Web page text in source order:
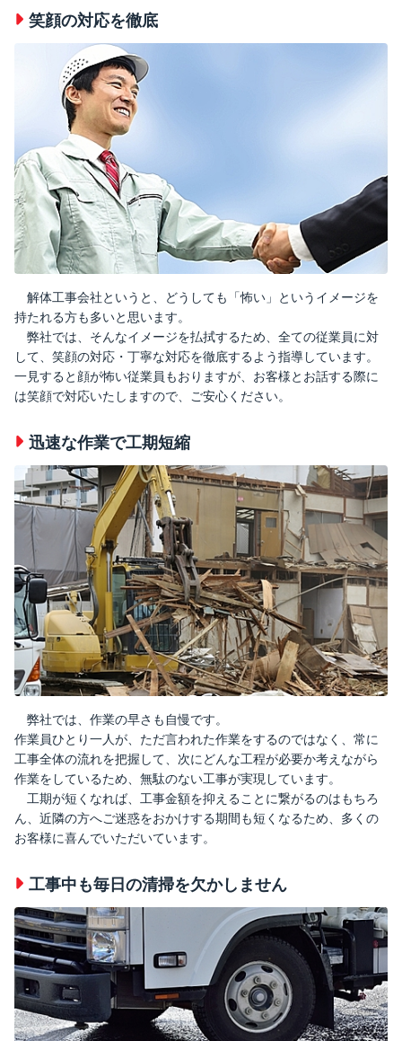
笑顔の対応を徹底
解体工事会社というと、どうしても「怖い」というイメージを
持たれる方も多いと思います。
弊社では、そんなイメージを払拭するため、全ての従業員に対
して、笑顔の対応・丁寧な対応を徹底するよう指導しています。
一見すると顔が怖い従業員もおりますが、お客様とお話する際に
は笑顔で対応いたしますので、ご安心ください。
迅速な作業で工期短縮
弊社では、作業の早さも自慢です。
作業員ひとり一人が、ただ言われた作業をするのではなく、常に
工事全体の流れを把握して、次にどんな工程が必要か考えながら
作業をしているため、無駄のない工事が実現しています。
工期が短くなれば、工事金額を抑えることに繋がるのはもちろ
ん、近隣の方へご迷惑をおかけする期間も短くなるため、多くの
お客様に喜んでいただいています。
工事中も毎日の清掃を欠かしません